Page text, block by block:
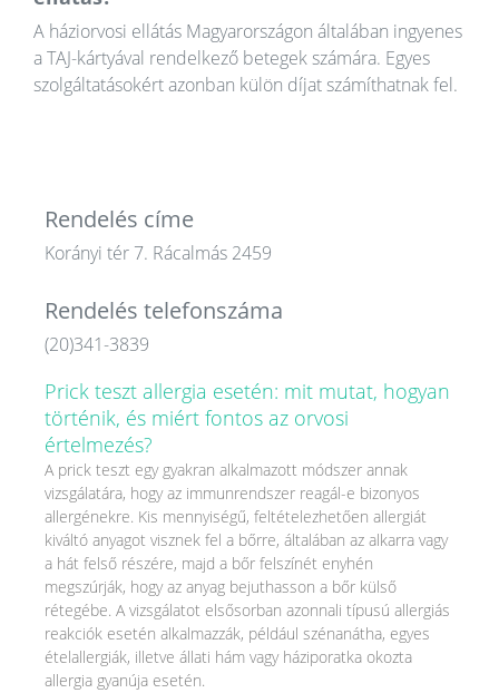
A háziorvosi ellátás Magyarországon általában ingyenes
a TAJ-kártyával rendelkező betegek számára. Egyes
szolgáltatásokért azonban külön díjat számíthatnak fel.
Rendelés címe
Korányi tér 7. Rácalmás 2459
Rendelés telefonszáma
(20)341-3839
Prick teszt allergia esetén: mit mutat, hogyan
történik, és miért fontos az orvosi
értelmezés?
A prick teszt egy gyakran alkalmazott módszer annak
vizsgálatára, hogy az immunrendszer reagál-e bizonyos
allergénekre. Kis mennyiségű, feltételezhetően allergiát
kiváltó anyagot visznek fel a bőrre, általában az alkarra vagy
a hát felső részére, majd a bőr felszínét enyhén
megszúrják, hogy az anyag bejuthasson a bőr külső
rétegébe. A vizsgálatot elsősorban azonnali típusú allergiás
reakciók esetén alkalmazzák, például szénanátha, egyes
ételallergiák, illetve állati hám vagy háziporatka okozta
allergia gyanúja esetén.